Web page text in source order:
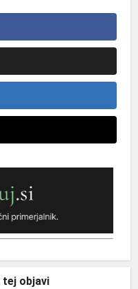
tej objavi